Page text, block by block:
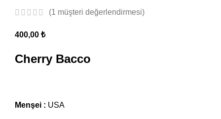
(1 müşteri değerlendirmesi)
400,00 ₺
Cherry Bacco
Menşei : USA